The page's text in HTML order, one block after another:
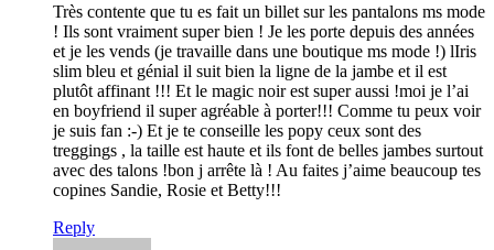
Très contente que tu es fait un billet sur les pantalons ms mode
! Ils sont vraiment super bien ! Je les porte depuis des années
et je les vends (je travaille dans une boutique ms mode !) lIris
slim bleu et génial il suit bien la ligne de la jambe et il est
plutôt affinant !!! Et le magic noir est super aussi !moi je l’ai
en boyfriend il super agréable à porter!!! Comme tu peux voir
je suis fan :-) Et je te conseille les popy ceux sont des
treggings , la taille est haute et ils font de belles jambes surtout
avec des talons !bon j arrête là ! Au faites j’aime beaucoup tes
copines Sandie, Rosie et Betty!!!
Reply